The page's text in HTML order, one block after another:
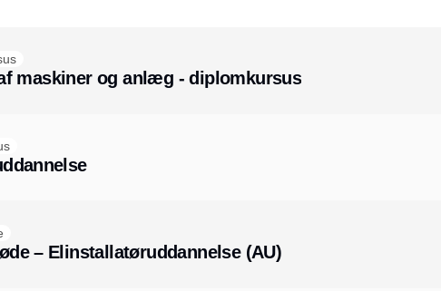
maskiner og anlæg - diplomkursus
– Elinstallatøruddannelse (AU)